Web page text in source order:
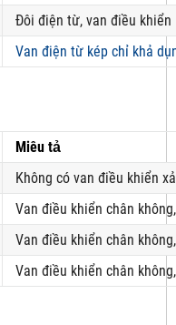
Đôi điện từ, van điều khiển
Van điện từ kép chỉ khả
Miêu tả
Không có van điều khiển
Van điều khiển chân
Van điều khiển chân
Van điều khiển chân